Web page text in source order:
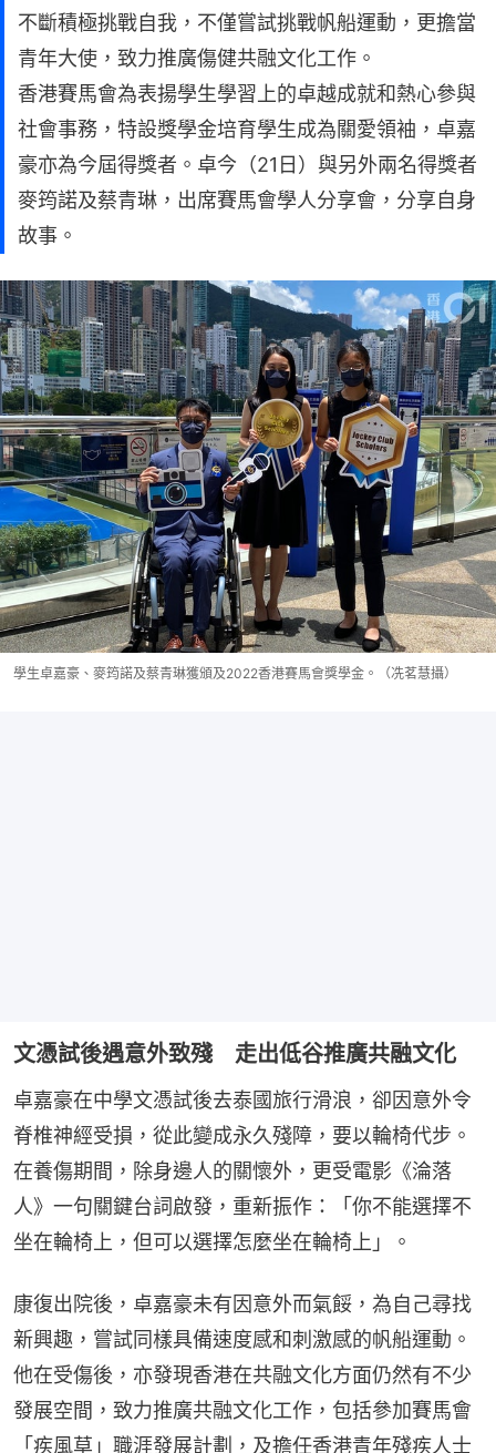
不斷積極挑戰自我，不僅嘗試挑戰帆船運動，更擔當
青年大使，致力推廣傷健共融文化工作。
香港賽馬會為表揚學生學習上的卓越成就和熱心參與
社會事務，特設獎學金培育學生成為關愛領袖，卓嘉
豪亦為今屆得獎者。卓今（21日）與另外兩名得獎者
麥筠諾及蔡青琳，出席賽馬會學人分享會，分享自身
故事。
學生卓嘉豪、麥筠諾及蔡青琳獲頒及2022香港賽馬會獎學金。（冼茗慧攝）
文憑試後遇意外致殘 走出低谷推廣共融文化
卓嘉豪在中學文憑試後去泰國旅行滑浪，卻因意外令
脊椎神經受損，從此變成永久殘障，要以輪椅代步。
在養傷期間，除身邊人的關懷外，更受電影《淪落
人》一句關鍵台詞啟發，重新振作：「你不能選擇不
坐在輪椅上，但可以選擇怎麼坐在輪椅上」。
康復出院後，卓嘉豪未有因意外而氣餒，為自己尋找
新興趣，嘗試同樣具備速度感和刺激感的帆船運動。
他在受傷後，亦發現香港在共融文化方面仍然有不少
發展空間，致力推廣共融文化工作，包括參加賽馬會
「疾風草」職涯發展計劃，及擔任香港青年殘疾人士